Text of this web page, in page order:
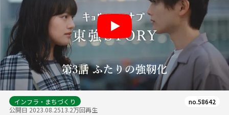
Play
インフラ・まちづくり
公開日 2023.08.2513.2万回再生
no.58642